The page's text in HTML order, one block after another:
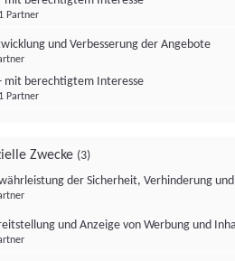
1 Partner
und Verbesserung der Angebote
mit berechtigtem Interesse
1 Partner
Zwecke (3)
der Sicherheit, Verhinderung
und Anzeige von Werbung und